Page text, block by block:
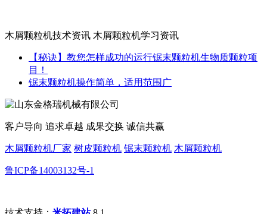
木屑颗粒机技术资讯 木屑颗粒机学习资讯
【秘诀】教您怎样成功的运行锯末颗粒机生物质颗粒项
目！
锯末颗粒机操作简单，适用范围广
客户导向 追求卓越 成果交换 诚信共赢
木屑颗粒机厂家 树皮颗粒机 锯末颗粒机 木屑颗粒机
鲁ICP备14003132号-1